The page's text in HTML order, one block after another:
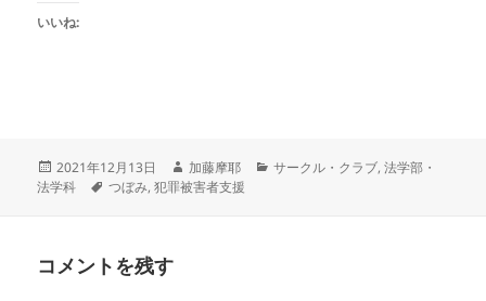
いいね:
投
稿
2021年12月13日
作
成
加藤摩耶
カ
サークル・クラブ,法学部・
法学科
タ
つぼみ,犯罪被害者支援
コメントを残す